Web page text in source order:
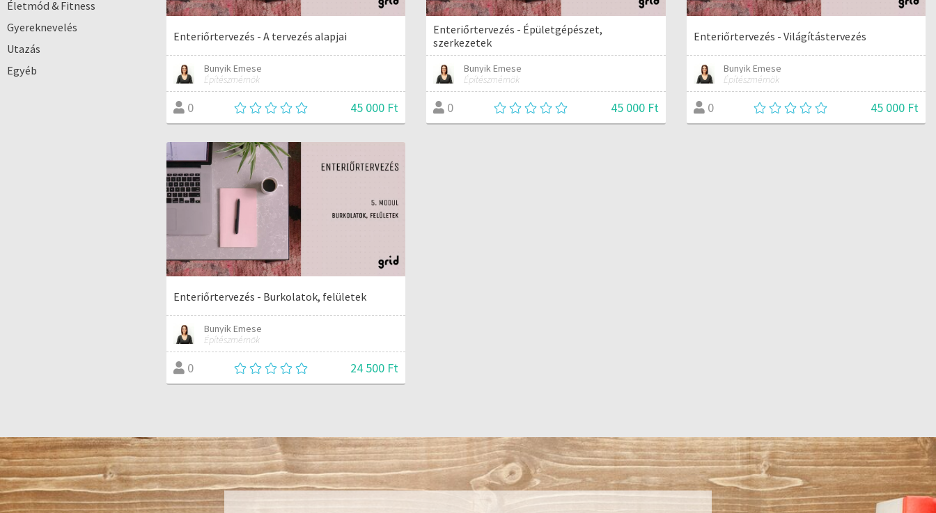
Életmód & Fitness
Gyereknevelés
Utazás
Egyéb
Enteriőrtervezés - A tervezés alapjai
Bunyik Emese
Építészmérnök
0 45 000 Ft
Enteriőrtervezés - Épületgépészet,
szerkezetek
Bunyik Emese
Építészmérnök
0 45 000 Ft
Enteriőrtervezés - Világítástervezés
Bunyik Emese
Építészmérnök
0 45 000 Ft
Enteriőrtervezés - Burkolatok, felületek
Bunyik Emese
Építészmérnök
0 24 500 Ft